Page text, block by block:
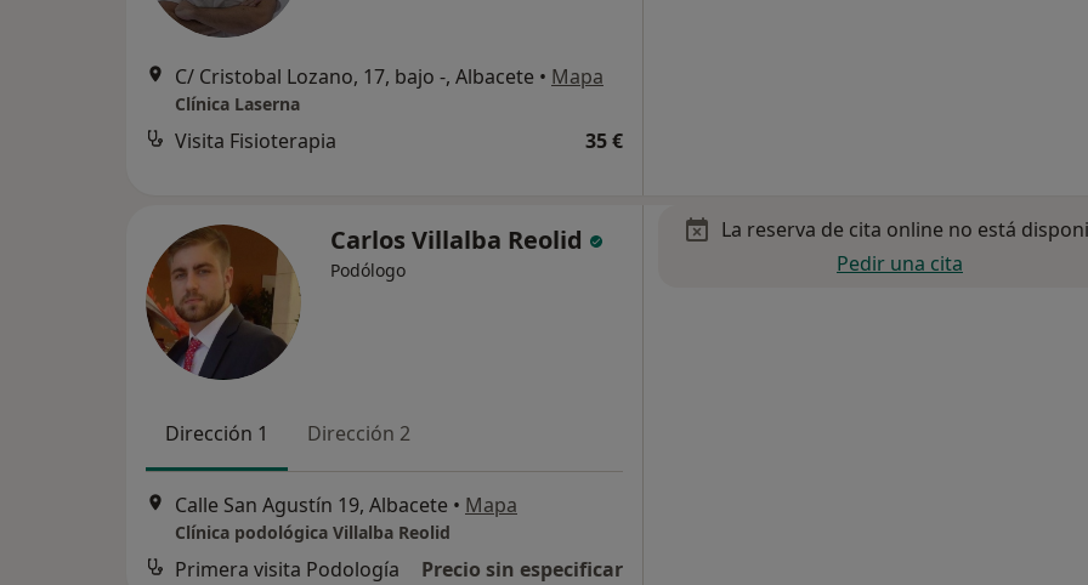
C/ Cristobal Lozano, 17, bajo -, Albacete • Mapa
Clínica Laserna
Visita Fisioterapia 35 €
Carlos Villalba Reolid
Podólogo
Dirección 1 Dirección 2
Calle San Agustín 19, Albacete • Mapa
Clínica podológica Villalba Reolid
Primera visita Podología Precio sin especificar
La reserva de cita online no está
Pedir una cita